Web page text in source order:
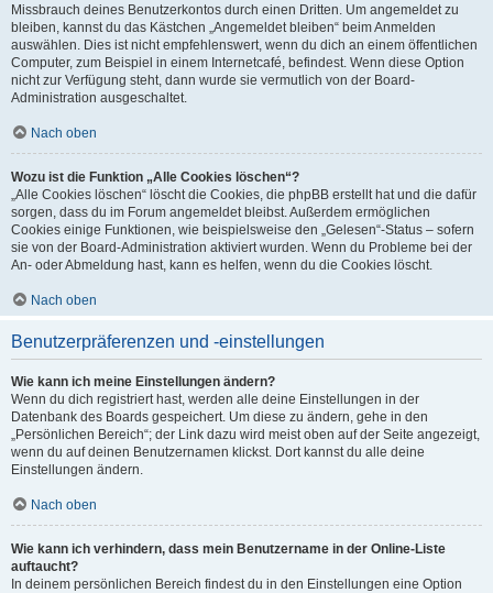
Missbrauch deines Benutzerkontos durch einen Dritten. Um angemeldet zu
bleiben, kannst du das Kästchen „Angemeldet bleiben“ beim Anmelden
auswählen. Dies ist nicht empfehlenswert, wenn du dich an einem öffentlichen
Computer, zum Beispiel in einem Internetcafé, befindest. Wenn diese Option
nicht zur Verfügung steht, dann wurde sie vermutlich von der Board-
Administration ausgeschaltet.
Nach oben
Wozu ist die Funktion „Alle Cookies löschen“?
„Alle Cookies löschen“ löscht die Cookies, die phpBB erstellt hat und die dafür
sorgen, dass du im Forum angemeldet bleibst. Außerdem ermöglichen
Cookies einige Funktionen, wie beispielsweise den „Gelesen“-Status – sofern
sie von der Board-Administration aktiviert wurden. Wenn du Probleme bei der
An- oder Abmeldung hast, kann es helfen, wenn du die Cookies löscht.
Nach oben
Benutzerpräferenzen und -einstellungen
Wie kann ich meine Einstellungen ändern?
Wenn du dich registriert hast, werden alle deine Einstellungen in der
Datenbank des Boards gespeichert. Um diese zu ändern, gehe in den
„Persönlichen Bereich“; der Link dazu wird meist oben auf der Seite angezeigt,
wenn du auf deinen Benutzernamen klickst. Dort kannst du alle deine
Einstellungen ändern.
Nach oben
Wie kann ich verhindern, dass mein Benutzername in der Online-Liste
auftaucht?
In deinem persönlichen Bereich findest du in den Einstellungen eine Option